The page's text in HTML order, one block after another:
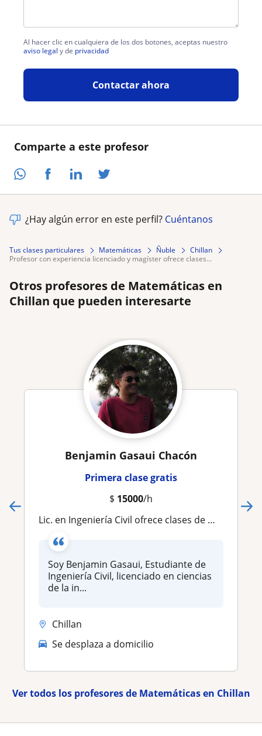
Comparte a este profesor
Al hacer clic en cualquiera de los dos botones, aceptas nuestro
aviso legal y de privacidad
Contactar ahora
¿Hay algún error en este perfil? Cuéntanos
Tus clases particulares Matemáticas Ñuble
Chillan
profesor con experiencia licenciado y magíster ofrece clases...
Otros profesores de Matemáticas en
Chillan que pueden interesarte
Benjamin Gasaui Chacón
Primera clase gratis
$ 15000/h
Lic. en Ingeniería Civil ofrece clases de matemática y/o fisica (Online o Presencial)
Soy Benjamin Gasaui, Estudiante de
Ingeniería Civil, licenciado en ciencias
de la in...
Chillan
Se desplaza a domicilio
Ver todos los profesores de Matemáticas en Chillan